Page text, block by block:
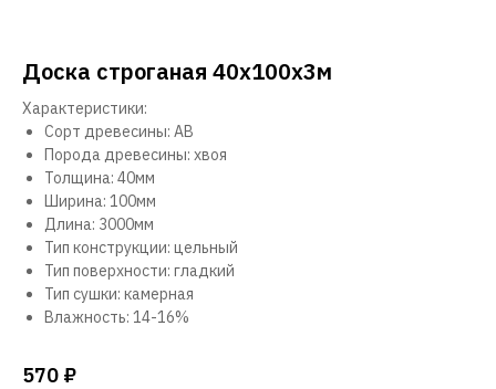
Доска строганая 40х100х3м
Характеристики:
Сорт древесины: АВ
Порода древесины: хвоя
Толщина: 40мм
Ширина: 100мм
Длина: 3000мм
Тип конструкции: цельный
Тип поверхности: гладкий
Тип сушки: камерная
Влажность: 14-16%
570 ₽